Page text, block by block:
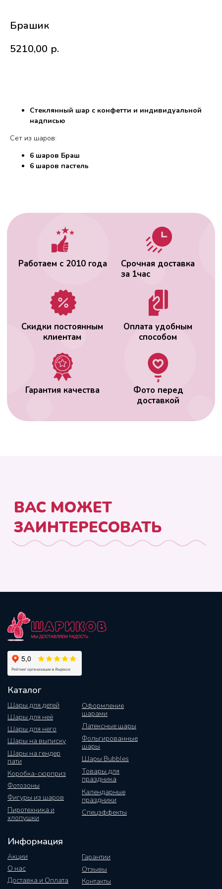
Брашик
5210,00 р.
Стеклянный шар с конфетти и индивидуальной
надписью
Сет из шаров:
6 шаров Браш
6 шаров пастель
Работаем с 2010 года
Скидки постоянным
Гарантия качества
Фото перед
ВАС МОЖЕТ
ЗАИНТЕРЕСОВАТЬ
Каталог
Шары для детей
Шары для неё
Шары на выписку
Шары на гендер
пати
Коробка-сюрприз
Фотозоны
Оформление
шарами
Фигуры из шаров
Латексные шары
Фольгированные
шары
Шары Bubbles
Шары для него
Товары для
праздника
Календарные
праздники
Пиротехника и
хлопушки
Спецэффекты
Информация
Акции
О нас
Гарантии
Отзывы
Контакты
Доставка и Оплата